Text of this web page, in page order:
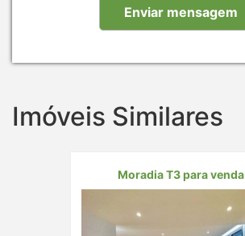
Imóveis Similares
Moradia T3 para venda